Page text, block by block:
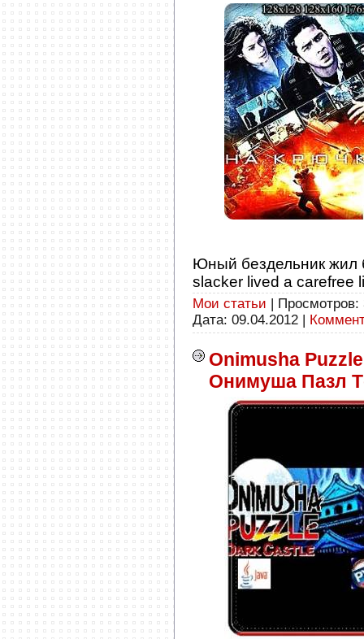
Юный бездельник жил
slacker lived a carefree
Мои статьи |
Дата: 09.04.2012
Onimusha
Онимуша Пазл